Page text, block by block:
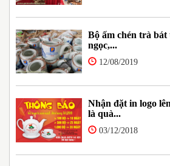
Bộ ấm chén trà
ngọc,...
12/08/2019
Nhận đặt in logo
là quà...
03/12/2018